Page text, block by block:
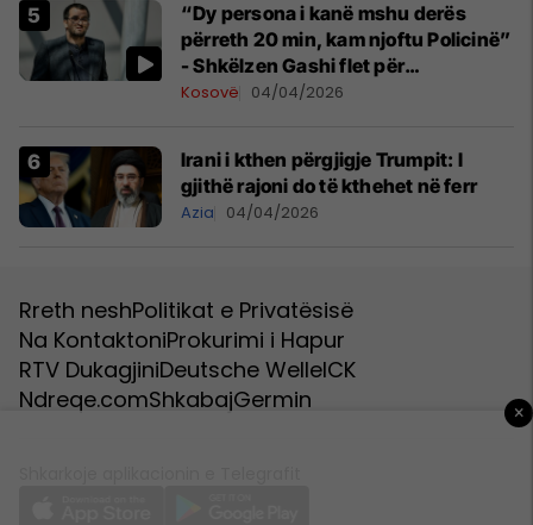
“Dy persona i kanë mshu derës
përreth 20 min, kam njoftu Policinë”
- Shkëlzen Gashi flet për
ekspozitën, reagimet e bastisjen e
Kosovë 04/04/2026
Irani i kthen përgjigje Trumpit: I
gjithë rajoni do të kthehet në ferr
Azia 04/04/2026
Rreth neshPolitikat e Privatësisë
Na KontaktoniProkurimi i Hapur
RTV DukagjiniDeutsche WelleICK
Ndreqe.comShkabajGermin ×